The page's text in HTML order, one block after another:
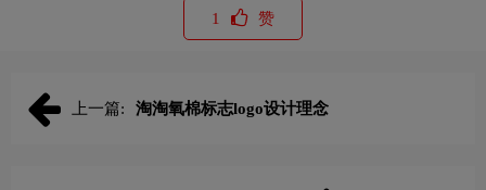
1 赞
上一篇: 淘淘氧棉标志logo设计理念